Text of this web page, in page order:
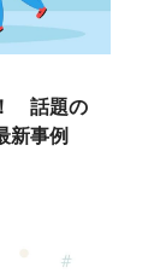
話題の
新事例